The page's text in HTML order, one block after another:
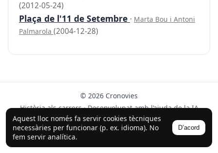
Aquest lloc només fa servir cookies tècniques
necessàries per funcionar (p. ex. idioma). No
fem servir analítica.
D’acord
(2012-05-24)
Plaça de l'11 de Setembre · Marta Bou i Antoni
Palmarola (2004-12-28)
© 2026 Cronovies
Història als carrers · Desenvolupat amb l’ajuda de la IA
(ChatGPT).
Segueix-nos a Instagram